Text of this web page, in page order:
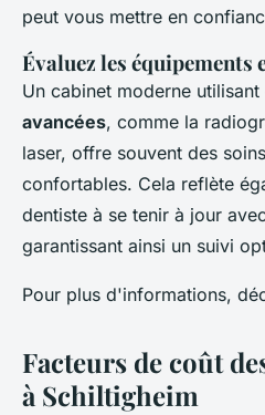
peut vous mettre en
Évaluez les équipements
Un cabinet moderne utilisant
avancées, comme la
laser, offre souvent des
confortables. Cela reflète
dentiste à se tenir à jour
garantissant ainsi un suivi
Pour plus d'informations,
Facteurs de coût
à Schiltigheim